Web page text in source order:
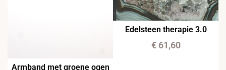
Armband met groene ogen
Edelsteen therapie 3.0
€61,60